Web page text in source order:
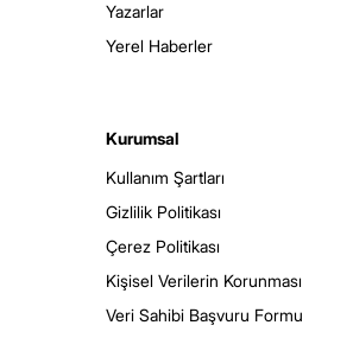
Yazarlar
Yerel Haberler
Kurumsal
Kullanım Şartları
Gizlilik Politikası
Çerez Politikası
Kişisel Verilerin Korunması
Veri Sahibi Başvuru Formu